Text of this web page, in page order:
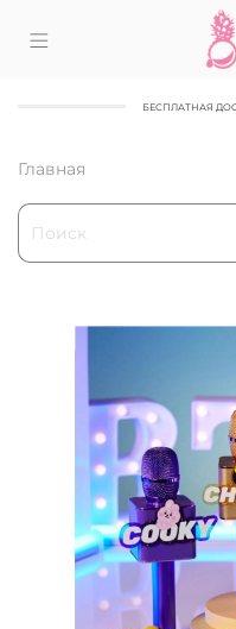
БЕСПЛАТНАЯ
Главная